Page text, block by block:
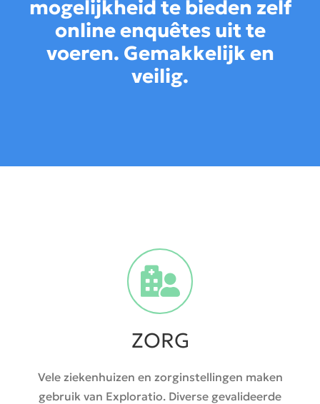
mogelijkheid te bieden zelf
online enquêtes uit te
voeren. Gemakkelijk en
veilig.
ZORG
Vele ziekenhuizen en zorginstellingen maken
gebruik van Exploratio. Diverse gevalideerde